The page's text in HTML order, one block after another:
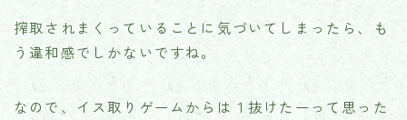
搾取されまくっていることに気づいてしまったら、も
う違和感でしかないですね。
なので、イス取りゲームからは１抜けたーって思った